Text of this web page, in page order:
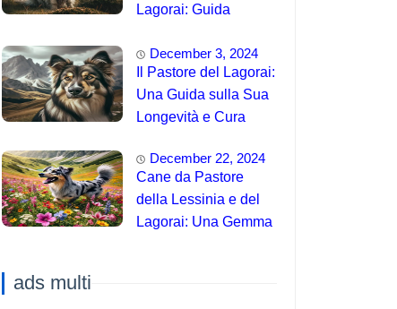
Lagorai: Guida
Principianti
December 3, 2024
Il Pastore del Lagorai:
Una Guida sulla Sua
Longevità e Cura
December 22, 2024
Cane da Pastore
della Lessinia e del
Lagorai: Una Gemma
ads multi